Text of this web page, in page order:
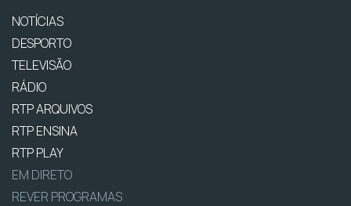
NOTÍCIAS
DESPORTO
TELEVISÃO
RÁDIO
RTP ARQUIVOS
RTP ENSINA
RTP PLAY
EM DIRETO
REVER PROGRAMAS